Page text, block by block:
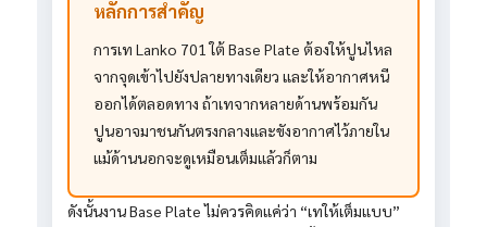
หลักการสำคัญ
การเท Lanko 701 ใต้ Base Plate ต้องให้ปูนไหล
จากจุดเข้าไปยังปลายทางเดียว และให้อากาศหนี
ออกได้ตลอดทาง ถ้าเทจากหลายด้านพร้อมกัน
ปูนอาจมาชนกันตรงกลางและขังอากาศไว้ภายใน
แม้ด้านนอกจะดูเหมือนเต็มแล้วก็ตาม
ดังนั้นงาน Base Plate ไม่ควรคิดแค่ว่า “เทให้เต็มแบบ”